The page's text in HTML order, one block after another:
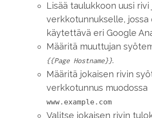
Lisää taulukkoon uusi
verkkotunnukselle, jossa
käytettävä eri Google
Määritä muuttujan
{{Page Hostname}}.
Määritä jokaisen rivin
verkkotunnus muodossa
www.example.com
Valitse jokaisen rivin